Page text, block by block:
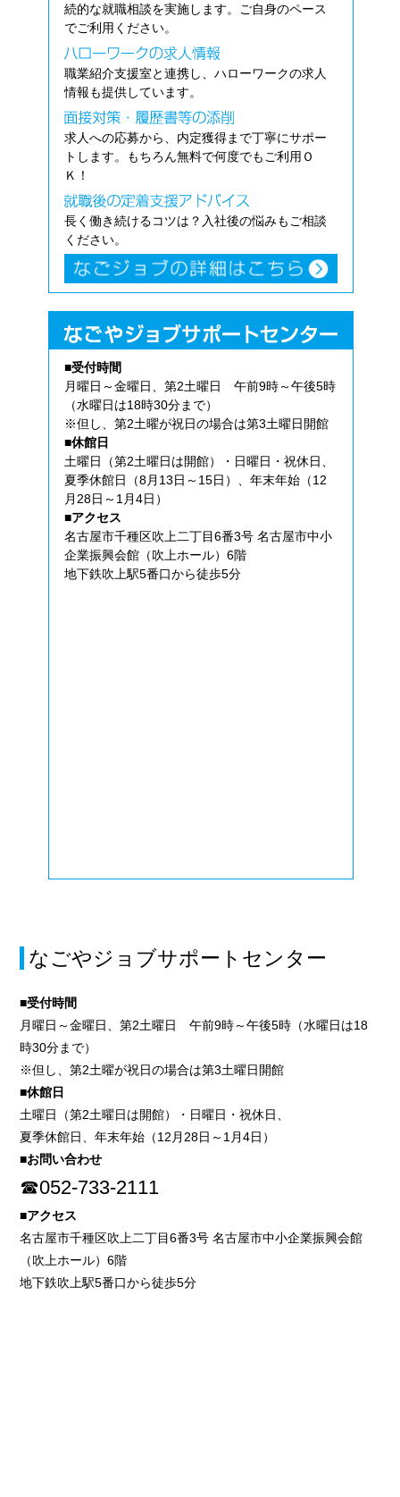
続的な就職相談を実施します。ご自身のペース
でご利用ください。
職業紹介支援室と連携し、ハローワークの求人
情報も提供しています。
求人への応募から、内定獲得まで丁寧にサポー
トします。もちろん無料で何度でもご利用Ｏ
Ｋ！
長く働き続けるコツは？入社後の悩みもご相談
ください。
■受付時間
月曜日～金曜日、第2土曜日 午前9時～午後5時
（水曜日は18時30分まで）
※但し、第2土曜が祝日の場合は第3土曜日開館
■休館日
土曜日（第2土曜日は開館）・日曜日・祝休日、
夏季休館日（8月13日～15日）、年末年始（12
月28日～1月4日）
■アクセス
名古屋市千種区吹上二丁目6番3号 名古屋市中小
企業振興会館（吹上ホール）6階
地下鉄吹上駅5番口から徒歩5分
なごやジョブサポートセンター
■受付時間
月曜日～金曜日、第2土曜日 午前9時～午後5時（水曜日は18
時30分まで）
※但し、第2土曜が祝日の場合は第3土曜日開館
■休館日
土曜日（第2土曜日は開館）・日曜日・祝休日、
夏季休館日、年末年始（12月28日～1月4日）
■お問い合わせ
☎052-733-2111
■アクセス
名古屋市千種区吹上二丁目6番3号 名古屋市中小企業振興会館
（吹上ホール）6階
地下鉄吹上駅5番口から徒歩5分